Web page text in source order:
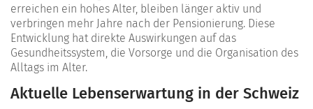
erreichen ein hohes Alter, bleiben länger aktiv und
verbringen mehr Jahre nach der Pensionierung. Diese
Entwicklung hat direkte Auswirkungen auf das
Gesundheitssystem, die Vorsorge und die Organisation des
Alltags im Alter.
Aktuelle Lebenserwartung in der Schweiz